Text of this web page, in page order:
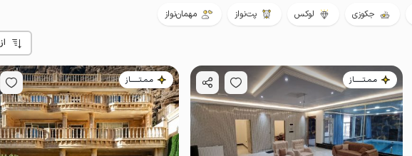
جکوزی لوکس پت‌نواز مهمان‌نواز
مـمـتــــــاز مـمـتــــــاز